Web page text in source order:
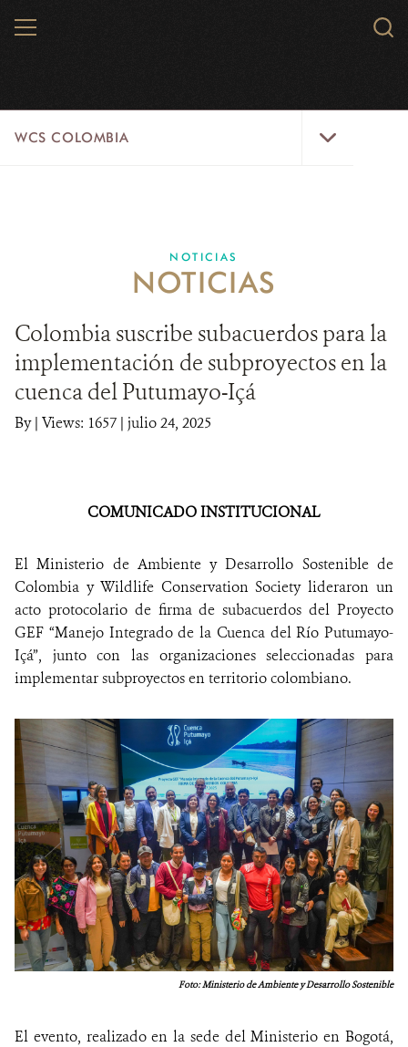
MENU
WCS COLOMBIA
EJES ESTRATÉGICOS
AQUÍ TRABAJAMOS
LÍNEAS DE ACCIÓN
MICROSITIOS
ALIADOS Y ALIANZAS
COBERTURA EN MEDIOS DE COMUNICACIÓN
INFORME ANUAL WCS
DONA
NOTICIAS
NOTICIAS
Colombia suscribe subacuerdos para la
implementación de subproyectos en la
cuenca del Putumayo-Içá
By| Views: 1657 | julio 24, 2025
COMUNICADO INSTITUCIONAL
El Ministerio de Ambiente y Desarrollo Sostenible de
Colombia y Wildlife Conservation Society lideraron un
acto protocolario de firma de subacuerdos del Proyecto
GEF “Manejo Integrado de la Cuenca del Río Putumayo-
Içá”, junto con las organizaciones seleccionadas para
implementar subproyectos en territorio colombiano.
Foto: Ministerio de Ambiente y Desarrollo Sostenible
El evento, realizado en la sede del Ministerio en Bogotá,